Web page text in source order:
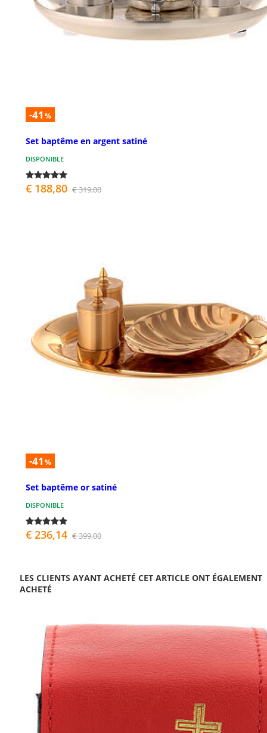
-41 %
Set baptême en argent satiné
DISPONIBLE
€ 188,80 € 319,00
-41 %
Set baptême or satiné
DISPONIBLE
€ 236,14 € 399,00
LES CLIENTS AYANT ACHETÉ CET ARTICLE ONT ÉGALEMENT
ACHETÉ